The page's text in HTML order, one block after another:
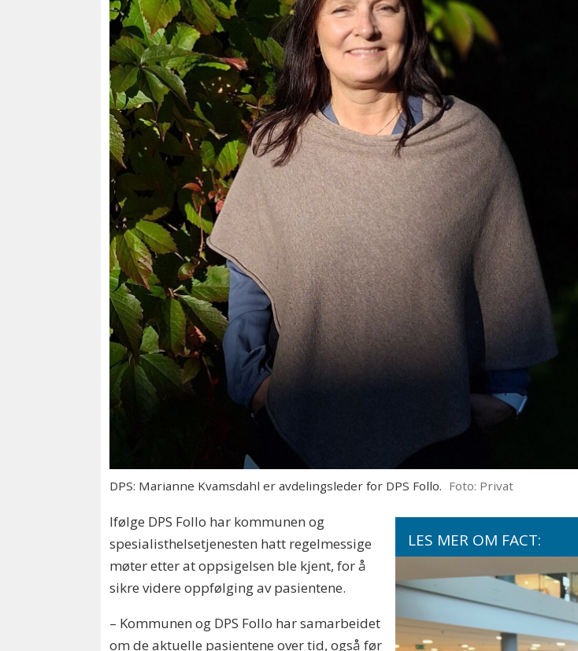
DPS: Marianne Kvamsdahl er avdelingsleder for DPS Follo. Foto: Privat
LES MER OM FACT:
Ifølge DPS Follo har kommunen og
spesialisthelsetjenesten hatt regelmessige
møter etter at oppsigelsen ble kjent, for å
sikre videre oppfølging av pasientene.
– Kommunen og DPS Follo har samarbeidet
om de aktuelle pasientene over tid, også før